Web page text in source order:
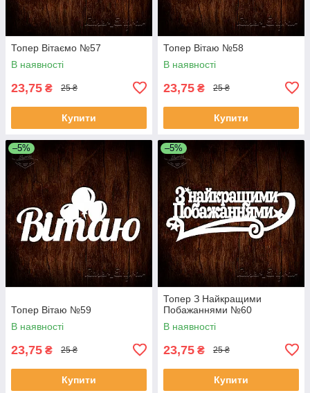
Топер Вітаємо №57
В наявності
23,75 ₴ 25 ₴
Купити
Топер Вітаю №58
В наявності
23,75 ₴ 25 ₴
Купити
–5%
Топер Вітаю №59
В наявності
23,75 ₴ 25 ₴
Купити
–5%
Топер З Найкращими
Побажаннями №60
В наявності
23,75 ₴ 25 ₴
Купити